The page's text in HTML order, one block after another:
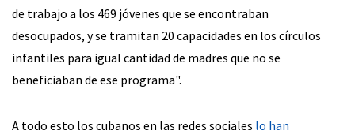
de trabajo a los 469 jóvenes que se encontraban
desocupados, y se tramitan 20 capacidades en los círculos
infantiles para igual cantidad de madres que no se
beneficiaban de ese programa".
A todo esto los cubanos en las redes sociales lo han